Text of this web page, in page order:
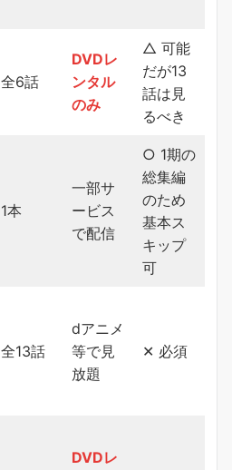
全6話
DVDレ
ンタル
のみ
△ 可能
だが13
話は見
るべき
1本
一部サ
ービス
で配信
○ 1期の
総集編
のため
基本ス
キップ
可
全13話
dアニメ
等で見
放題
✕ 必須
DVDレ